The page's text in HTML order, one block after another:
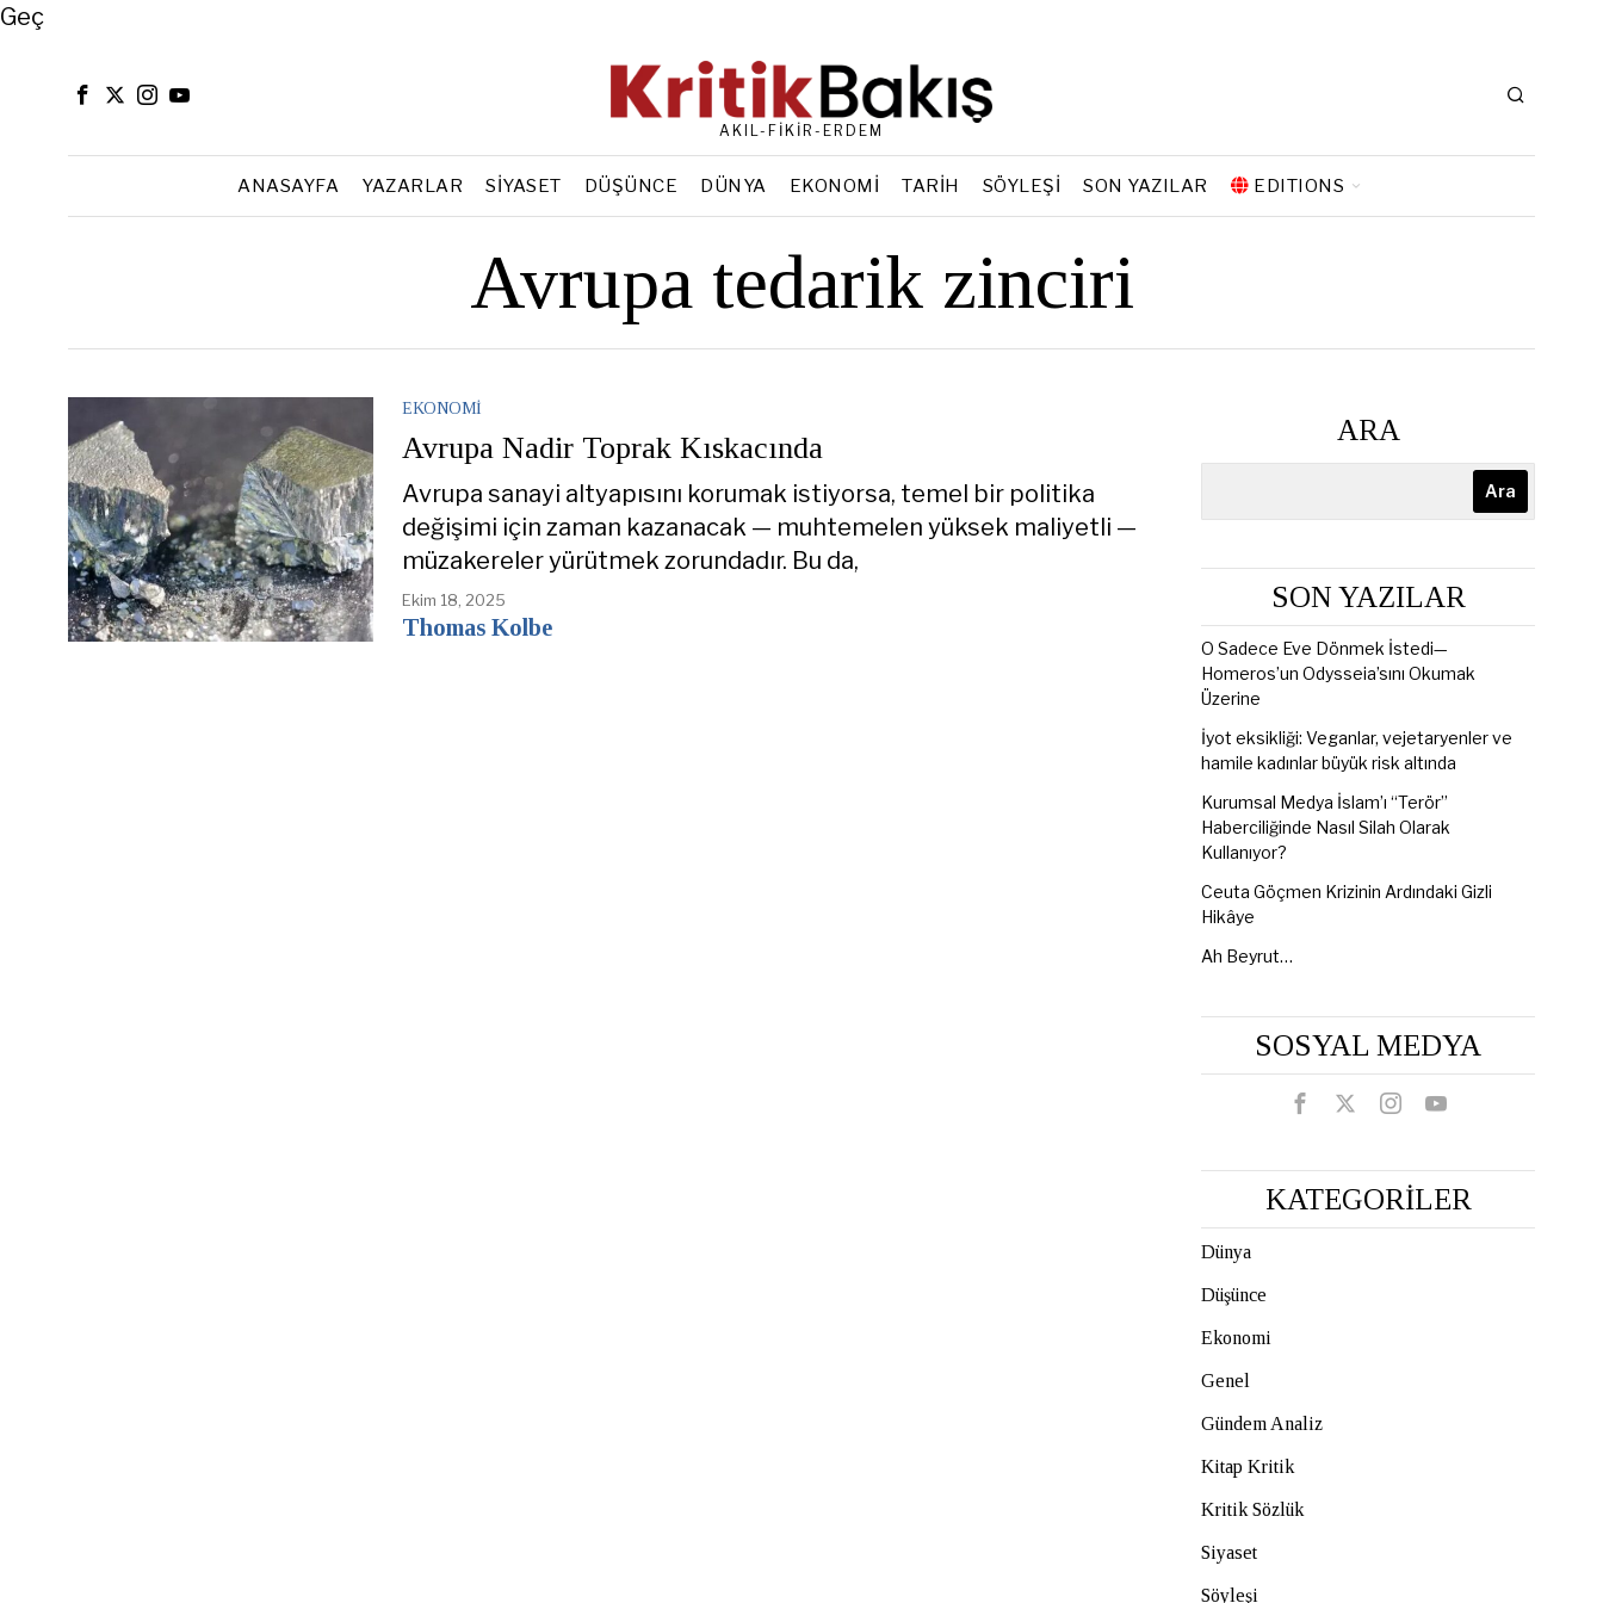
Close
Geç
AKIL-FİKİR-ERDEM
ANASAYFA YAZARLAR SIYASET DÜŞÜNCE DÜNYA EKONOMI TARIH SÖYLEŞI SON YAZILAR EDITIONS
Avrupa tedarik zinciri
EKONOMI
Avrupa Nadir Toprak Kıskacında
Avrupa sanayi altyapısını korumak istiyorsa, temel bir politika
değişimi için zaman kazanacak — muhtemelen yüksek maliyetli —
müzakereler yürütmek zorundadır. Bu da,
Ekim 18, 2025
Thomas Kolbe
ARA
Ara
SON YAZILAR
O Sadece Eve Dönmek İstedi—
Homeros’un Odysseia’sını Okumak
Üzerine
İyot eksikliği: Veganlar, vejetaryenler ve
hamile kadınlar büyük risk altında
Kurumsal Medya İslam’ı “Terör”
Haberciliğinde Nasıl Silah Olarak
Kullanıyor?
Ceuta Göçmen Krizinin Ardındaki Gizli
Hikâye
Ah Beyrut…
SOSYAL MEDYA
KATEGORİLER
Dünya
Düşünce
Ekonomi
Genel
Gündem Analiz
Kitap Kritik
Kritik Sözlük
Siyaset
Söyleşi